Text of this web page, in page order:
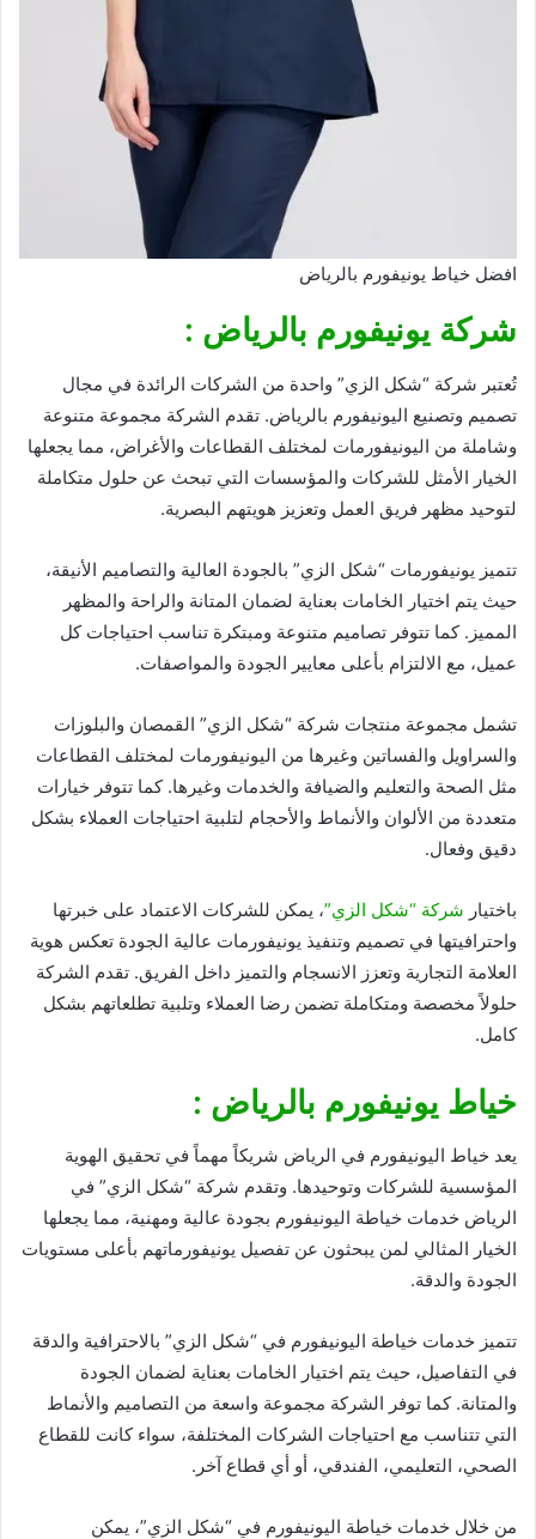
افضل خياط يونيفورم بالرياض
شركة يونيفورم بالرياض :
تُعتبر شركة “شكل الزي” واحدة من الشركات الرائدة في مجال
تصميم وتصنيع اليونيفورم بالرياض. تقدم الشركة مجموعة متنوعة
وشاملة من اليونيفورمات لمختلف القطاعات والأغراض، مما يجعلها
الخيار الأمثل للشركات والمؤسسات التي تبحث عن حلول متكاملة
لتوحيد مظهر فريق العمل وتعزيز هويتهم البصرية.
تتميز يونيفورمات “شكل الزي” بالجودة العالية والتصاميم الأنيقة،
حيث يتم اختيار الخامات بعناية لضمان المتانة والراحة والمظهر
المميز. كما تتوفر تصاميم متنوعة ومبتكرة تناسب احتياجات كل
عميل، مع الالتزام بأعلى معايير الجودة والمواصفات.
تشمل مجموعة منتجات شركة “شكل الزي” القمصان والبلوزات
والسراويل والفساتين وغيرها من اليونيفورمات لمختلف القطاعات
مثل الصحة والتعليم والضيافة والخدمات وغيرها. كما تتوفر خيارات
متعددة من الألوان والأنماط والأحجام لتلبية احتياجات العملاء بشكل
دقيق وفعال.
باختيار شركة “شكل الزي”، يمكن للشركات الاعتماد على خبرتها
واحترافيتها في تصميم وتنفيذ يونيفورمات عالية الجودة تعكس هوية
العلامة التجارية وتعزز الانسجام والتميز داخل الفريق. تقدم الشركة
حلولاً مخصصة ومتكاملة تضمن رضا العملاء وتلبية تطلعاتهم بشكل
كامل.
خياط يونيفورم بالرياض :
يعد خياط اليونيفورم في الرياض شريكاً مهماً في تحقيق الهوية
المؤسسية للشركات وتوحيدها. وتقدم شركة “شكل الزي” في
الرياض خدمات خياطة اليونيفورم بجودة عالية ومهنية، مما يجعلها
الخيار المثالي لمن يبحثون عن تفصيل يونيفورماتهم بأعلى مستويات
الجودة والدقة.
تتميز خدمات خياطة اليونيفورم في “شكل الزي” بالاحترافية والدقة
في التفاصيل، حيث يتم اختيار الخامات بعناية لضمان الجودة
والمتانة. كما توفر الشركة مجموعة واسعة من التصاميم والأنماط
التي تتناسب مع احتياجات الشركات المختلفة، سواء كانت للقطاع
الصحي، التعليمي، الفندقي، أو أي قطاع آخر.
من خلال خدمات خياطة اليونيفورم في “شكل الزي”، يمكن